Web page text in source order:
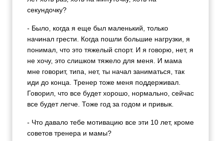
секундочку?
- Было, когда я еще был маленький, только
начинал грести. Когда пошли большие нагрузки, я
понимал, что это тяжелый спорт. И я говорю, нет, я
не хочу, это слишком тяжело для меня. И мама
мне говорит, типа, нет, ты начал заниматься, так
иди до конца. Тренер тоже меня поддерживал.
Говорил, что все будет хорошо, нормально, сейчас
все будет легче. Тоже год за годом и привык.
- Что давало тебе мотивацию все эти 10 лет, кроме
советов тренера и мамы?